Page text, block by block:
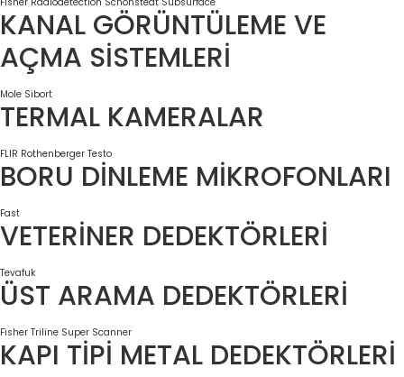
KANAL GÖRÜNTÜLEME VE
AÇMA SİSTEMLERİ
Mole Sibort
TERMAL KAMERALAR
FLIR Rothenberger Testo
BORU DİNLEME MİKROFONLARI
Fast
VETERİNER DEDEKTÖRLERİ
Tevafuk
ÜST ARAMA DEDEKTÖRLERİ
Fisher Triline Super Scanner
KAPI TİPİ METAL DEDEKTÖRLERİ